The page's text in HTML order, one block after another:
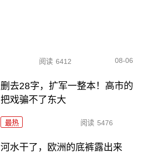
阅读 6412 08-06
删去28字，扩军一整本！高市的
把戏骗不了东大
最热 阅读 5476
河水干了，欧洲的底裤露出来